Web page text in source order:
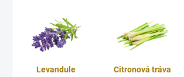
Levandule Citronová tráva